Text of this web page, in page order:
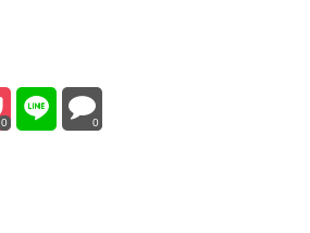
0 0